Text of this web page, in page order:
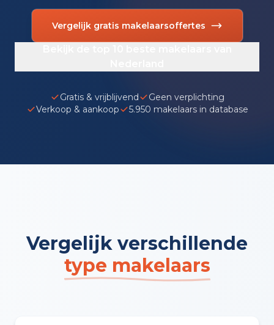
Vergelijk gratis makelaarsoffertes
Gratis & vrijblijvend
Geen verplichting
Verkoop & aankoop
5.950 makelaars in database
Vergelijk verschillende
type makelaars